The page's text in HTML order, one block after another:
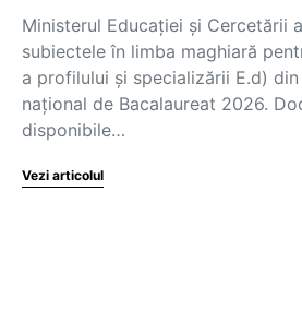
Ministerul Educației și Cercetării
subiectele în limba maghiară
a profilului și specializării E.d)
național de Bacalaureat 2026.
disponibile…
Vezi articolul